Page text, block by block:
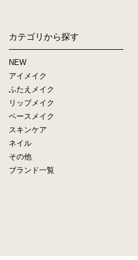
カテゴリから探す
NEW
アイメイク
ふたえメイク
リップメイク
ベースメイク
スキンケア
ネイル
その他
ブランド一覧